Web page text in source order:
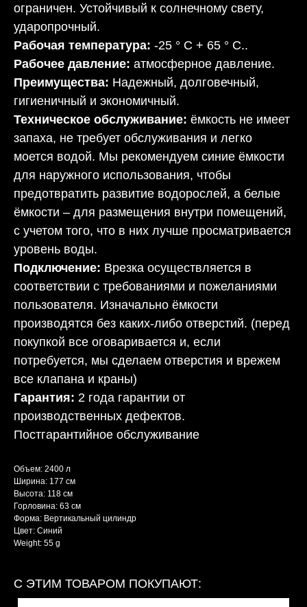
ограничен. Устойчивый к солнечному свету,
ударопрочный.
Рабочая температура: -25 ° C + 65 ° C..
Рабочее давление: атмосферное давление.
Преимущества: Надежный, долговечный,
гигиеничный и экономичный.
Техническое обслуживание: ёмкость не имеет
запаха, не требует обслуживания и легко
моется водой. Мы рекомендуем синие ёмкости
для наружного использования, чтобы
предотвратить развитие водорослей, а белые
ёмкости – для размещения внутри помещений,
с учетом того, что в них лучше просматривается
уровень воды.
Подключение: Врезка осуществляется в
соответствии с требованиями и пожеланиями
пользователя. Изначально ёмкости
производятся без каких-либо отверстий. (перед
покупкой все оговаривается и, если
потребуется, мы сделаем отверстия и врежем
все клапана и краны)
Гарантия: 2 года гарантии от
производственных дефектов.
Постгарантийное обслуживание
Объем: 2400 л
Ширина: 177 см
Высота: 118 см
Горловина: 63 см
Форма: Вертикальный цилиндр
Цвет: Синий
Weight: 55 g
С ЭТИМ ТОВАРОМ ПОКУПАЮТ: